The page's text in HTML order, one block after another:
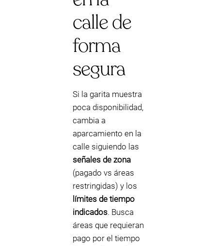
calle de
forma
segura
Si la garita muestra
poca disponibilidad,
cambia a
aparcamiento en la
calle siguiendo las
señales de zona
(pagado vs áreas
restringidas) y los
límites de tiempo
indicados. Busca
áreas que requieran
pago por el tiempo